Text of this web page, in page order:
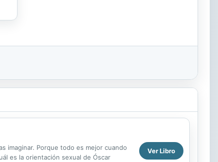
imaginar. Porque todo es mejor cuando
es la orientación sexual de Óscar
Ver Libro